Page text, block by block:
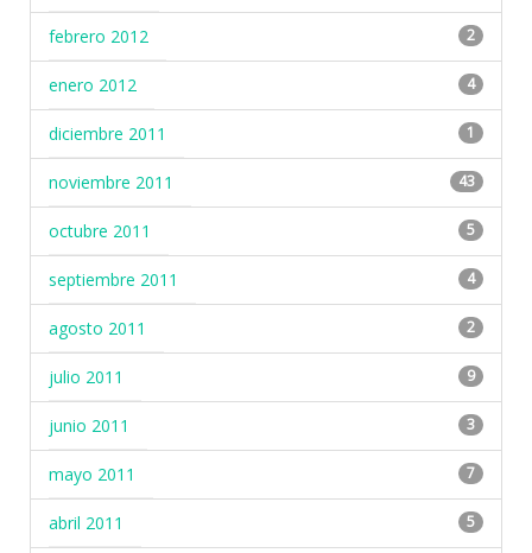
febrero 2012 2
enero 2012 4
diciembre 2011 1
noviembre 2011 43
octubre 2011 5
septiembre 2011 4
agosto 2011 2
julio 2011 9
junio 2011 3
mayo 2011 7
abril 2011 5